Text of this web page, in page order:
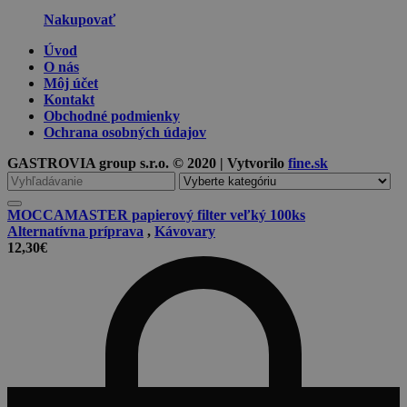
Nakupovať
Úvod
O nás
Môj účet
Kontakt
Obchodné podmienky
Ochrana osobných údajov
GASTROVIA group s.r.o. © 2020 | Vytvorilo fine.sk
Vyhľadávanie
pre
MOCCAMASTER papierový filter veľký 100ks
Alternatívna príprava , Kávovary
12,30€